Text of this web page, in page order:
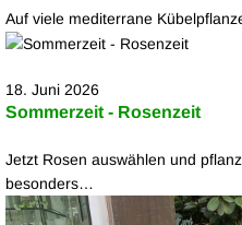
Auf viele mediterrane
18. Juni 2026
Sommerzeit - Rosenzeit
Jetzt Rosen auswählen und
besonders…